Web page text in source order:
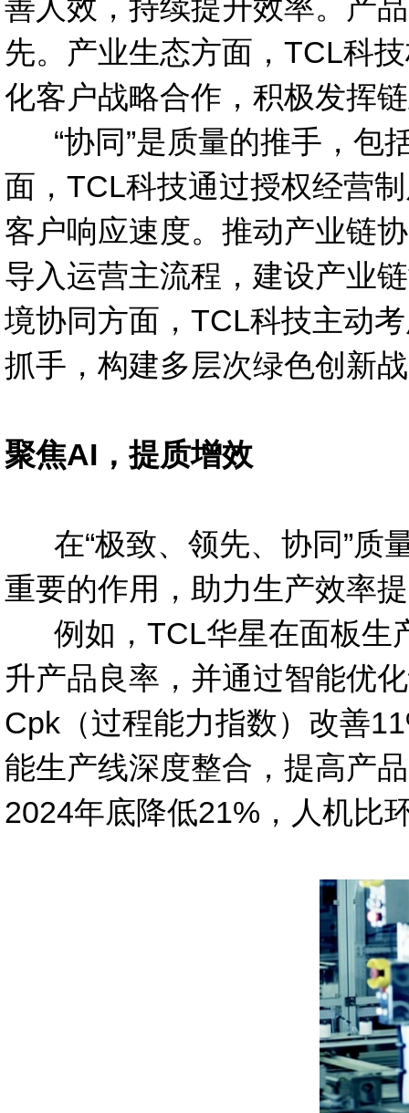
善人效，持续提升效率。产
先。产业生态方面，TCL科
化客户战略合作，积极发挥
“协同”是质量的推手，包
面，TCL科技通过授权经营
客户响应速度。推动产业链
导入运营主流程，建设产业
境协同方面，TCL科技主动
抓手，构建多层次绿色创新
聚焦AI，提质增效
在“极致、领先、协同”质
重要的作用，助力生产效率
例如，TCL华星在面板生
升产品良率，并通过智能优
Cpk（过程能力指数）改善
能生产线深度整合，提高产
2024年底降低21%，人机比